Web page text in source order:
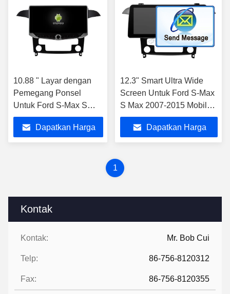
Kontak
Kontak: Mr. Bob Cui
Telp: 86-756-8120312
Fax: 86-756-8120355
10.88 " Layar dengan
Pemegang Ponsel
Untuk Ford S-Max S
Max 2007-2015
Multimedia Stereo GPS
CarPlay Player
Dapatkan Harga
12.3" Smart Ultra Wide
Screen Untuk Ford S-Max
S Max 2007-2015 Mobil
Video Sentuh QLED
Stereo
Dapatkan Harga
1